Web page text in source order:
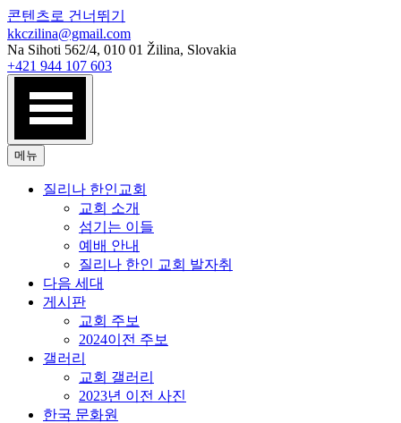
콘텐츠로 건너뛰기
kkczilina@gmail.com
Na Sihoti 562/4, 010 01 Žilina, Slovakia
+421 944 107 603
메뉴
질리나 한인교회
교회 소개
섬기는 이들
예배 안내
질리나 한인 교회 발자취
다음 세대
게시판
교회 주보
2024이전 주보
갤러리
교회 갤러리
2023년 이전 사진
한국 문화원